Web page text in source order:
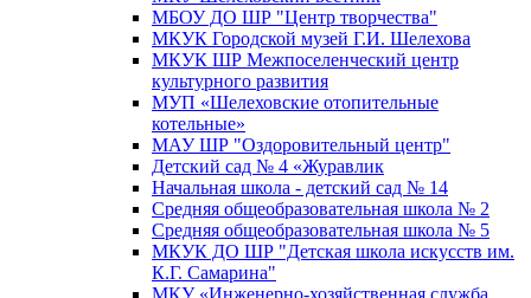
МБОУ ДО ШР "Центр творчества"
МКУК Городской музей Г.И. Шелехова
МКУК ШР Межпоселенческий центр
культурного развития
МУП «Шелеховские отопительные
котельные»
МАУ ШР "Оздоровительный центр"
Детский сад № 4 «Журавлик
Начальная школа - детский сад № 14
Средняя общеобразовательная школа № 2
Средняя общеобразовательная школа № 5
МКУК ДО ШР "Детская школа искусств им.
К.Г. Самарина"
МКУ «Инженерно-хозяйственная служба